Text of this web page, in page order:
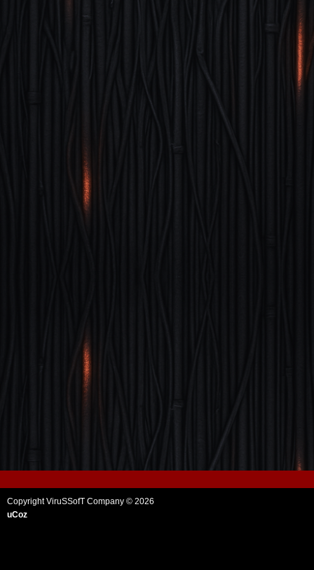
Copyright ViruSSofT Company © 2026
uCoz